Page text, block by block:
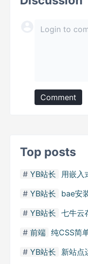
Comment
Top posts
YB站长
用嵌入
YB站长
bae安
YB站长 七牛云
前端 纯CSS简
YB站长
新站点